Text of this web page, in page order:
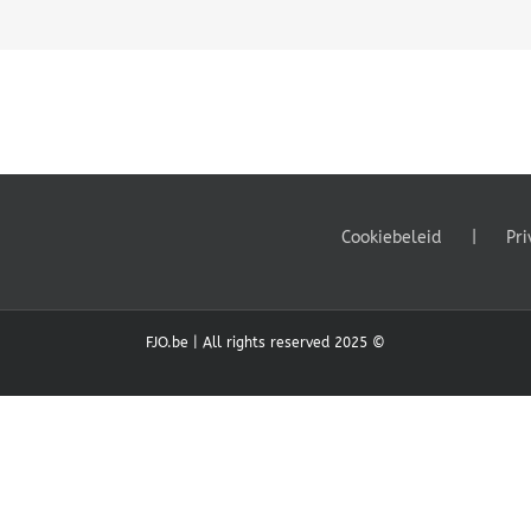
Cookiebeleid
FJO.be | All rights reserved 2025 ©